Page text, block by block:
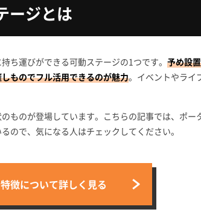
ージとは
ち運びができる可動ステージの1つです。 予め設
ものでフル活用できるのが魅力。イベントやライ
ものが登場しています。こちらの記事では、ポー
ので、気になる人はチェックしてください。
徴について詳しく見る